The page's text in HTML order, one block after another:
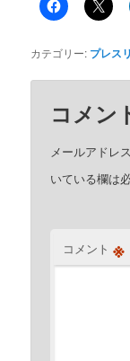
カテゴリー: プレス
コメン
メールアドレ
いている欄は
コメント ※